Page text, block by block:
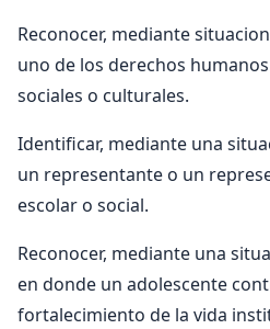
Reconocer, mediante
uno de los derechos
sociales o culturales.
Identificar, mediante una
un representante o un
escolar o social.
Reconocer, mediante una
en donde un adolescente
fortalecimiento de la vida